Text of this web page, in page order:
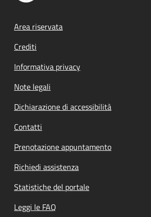
Footer menu
Area riservata
Crediti
Informativa privacy
Note legali
Dichiarazione di accessibilità
Contatti
Prenotazione appuntamento
Richiedi assistenza
Statistiche del portale
Leggi le FAQ